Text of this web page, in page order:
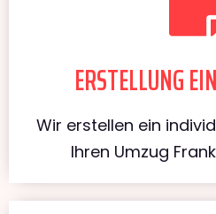
ERSTELLUNG
Wir erstellen ein
Ihren Umzug